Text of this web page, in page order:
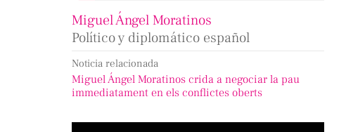
Miguel Ángel Moratinos
Político y diplomático español
Noticia relacionada
Miguel Ángel Moratinos crida a negociar la pau
immediatament en els conflictes oberts